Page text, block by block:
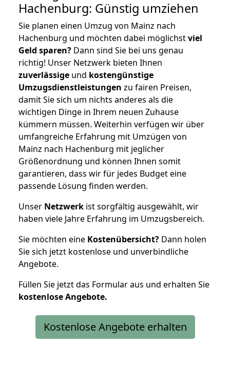
Hachenburg: Günstig umziehen
Sie planen einen Umzug von Mainz nach
Hachenburg und möchten dabei möglichstviel
Geld sparen? Dann sind Sie bei uns genau
richtig! Unser Netzwerk bieten Ihnen
zuverlässige und kostengünstige
Umzugsdienstleistungen zu fairen Preisen,
damit Sie sich um nichts anderes als die
wichtigen Dinge in Ihrem neuen Zuhause
kümmern müssen. Weiterhin verfügen wir über
umfangreiche Erfahrung mit Umzügen von
Mainz nach Hachenburg mit jeglicher
Größenordnung und können Ihnen somit
garantieren, dass wir für jedes Budget eine
passende Lösung finden werden.
Unser Netzwerk ist sorgfältig ausgewählt, wir
haben viele Jahre Erfahrung im Umzugsbereich.
Sie möchten eine Kostenübersicht? Dann holen
Sie sich jetzt kostenlose und unverbindliche
Angebote.
Füllen Sie jetzt das Formular aus und erhalten Sie
kostenloseAngebote.
Kostenlose Angebote erhalten